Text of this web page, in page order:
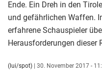
Ende. Ein Dreh in den
und gefährlichen Waffen.
erfahrene Schauspieler
Herausforderungen dieser
(lui/spot) | 30. November 2017 -